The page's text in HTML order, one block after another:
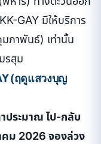
GAY มีให้บริการ
ภาพันธ์) เท่านั้น
รสุม
(ฤดูแสวงบุญ
ประมาณ ไป-กลับ
คม 2026 จองล่วง